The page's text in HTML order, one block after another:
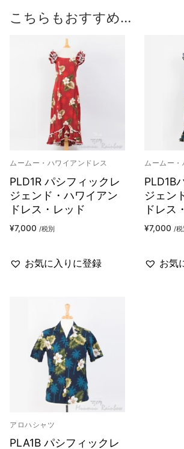
こちらもおすすめ…
ムームー・ハワイアンドレス
PLD1R パシフィックレ
ジェンド・ハワイアン
ドレス・レッド
¥7,000 /税別
お気に入りに登録
ムームー・
PLD1B
ジェン
ドレス
¥7,000 /
お気
アロハシャツ
PLA1B パシフィックレ